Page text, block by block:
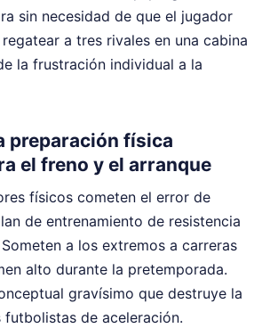
sin necesidad de que el jugador
a tres rivales en una cabina
la frustración individual a la
preparación física
el freno y el arranque
físicos cometen el error de
de entrenamiento de resistencia
a los extremos a carreras
alto durante la pretemporada.
gravísimo que destruye la
de aceleración.